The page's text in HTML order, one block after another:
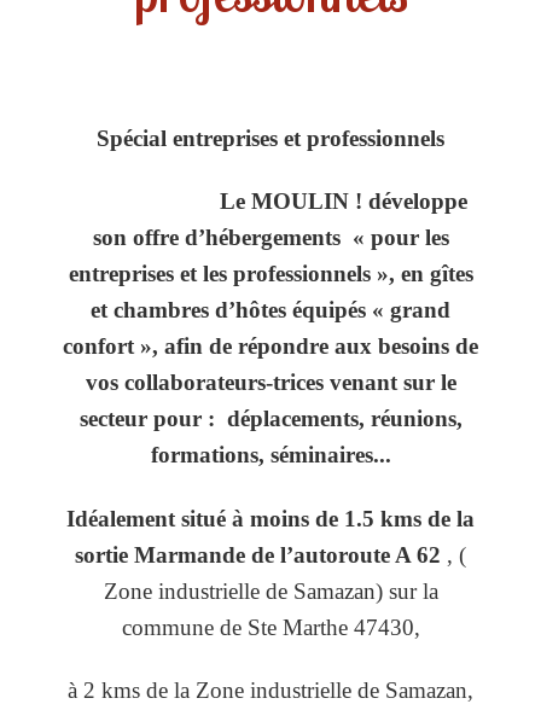
Spécial entreprises et professionnels
Le MOULIN ! développe
son offre d’hébergements « pour les
entreprises et les professionnels », en gîtes
et chambres d’hôtes équipés « grand
confort », afin de répondre aux besoins de
vos collaborateurs-trices venant sur le
secteur pour : déplacements, réunions,
formations, séminaires...
Idéalement situé à moins de 1.5 kms de la
sortie Marmande de l’autoroute A 62 , (
Zone industrielle de Samazan) sur la
commune de Ste Marthe 47430,
à 2 kms de la Zone industrielle de Samazan,